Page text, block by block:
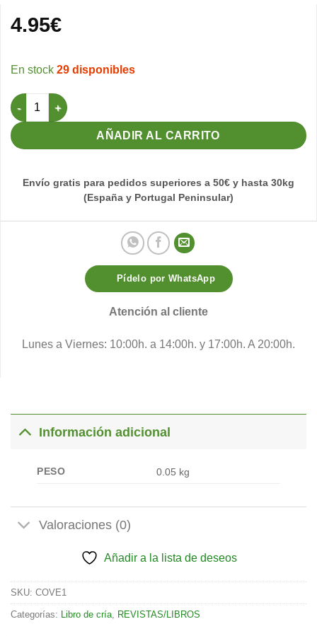
4.95€
29 disponibles
Registro de Cría Profesional (50 Parejas) cantidad
AÑADIR AL CARRITO
Envío gratis para pedidos superiores a 50€ y hasta 30kg
(España y Portugal Peninsular)
Pídelo por WhatsApp
Atención al cliente
Lunes a Viernes: 10:00h. a 14:00h. y 17:00h. A 20:00h.
Información adicional
PESO 0.05 kg
Valoraciones (0)
Añadir a la lista de deseos
SKU: COVE1
Categorías: Libro de cría, REVISTAS/LIBROS